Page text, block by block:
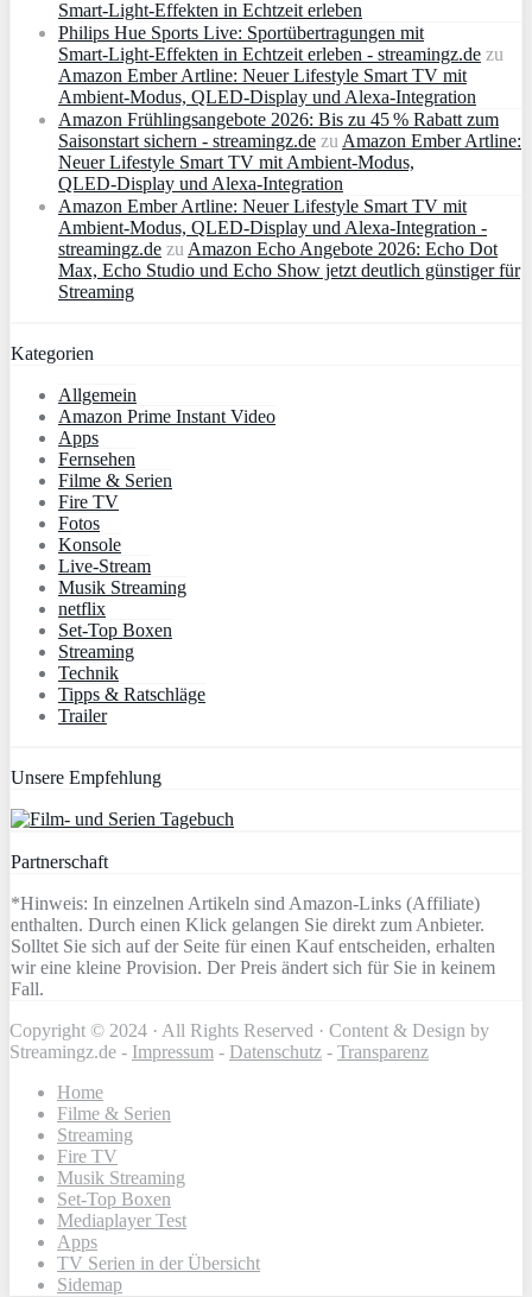
Smart‑Light‑Effekten in Echtzeit erleben
Philips Hue Sports Live: Sportübertragungen mit
Smart‑Light‑Effekten in Echtzeit erleben - streamingz.de zu
Amazon Ember Artline: Neuer Lifestyle Smart TV mit
Ambient‑Modus, QLED‑Display und Alexa‑Integration
Amazon Frühlingsangebote 2026: Bis zu 45 % Rabatt zum
Saisonstart sichern - streamingz.de zuAmazon Ember Artline:
Neuer Lifestyle Smart TV mit Ambient‑Modus,
QLED‑Display und Alexa‑Integration
Amazon Ember Artline: Neuer Lifestyle Smart TV mit
Ambient‑Modus, QLED‑Display und Alexa‑Integration -
streamingz.de zuAmazon Echo Angebote 2026: Echo Dot
Max, Echo Studio und Echo Show jetzt deutlich günstiger für
Streaming
Kategorien
Allgemein
Amazon Prime Instant Video
Apps
Fernsehen
Filme & Serien
Fire TV
Fotos
Konsole
Live-Stream
Musik Streaming
netflix
Set-Top Boxen
Streaming
Technik
Tipps & Ratschläge
Trailer
Unsere Empfehlung
Partnerschaft
*Hinweis: In einzelnen Artikeln sind Amazon-Links (Affiliate)
enthalten. Durch einen Klick gelangen Sie direkt zum Anbieter.
Solltet Sie sich auf der Seite für einen Kauf entscheiden, erhalten
wir eine kleine Provision. Der Preis ändert sich für Sie in keinem
Fall.
Copyright © 2024 · All Rights Reserved · Content & Design by
Streamingz.de - Impressum - Datenschutz - Transparenz
Home
Filme & Serien
Streaming
Fire TV
Musik Streaming
Set-Top Boxen
Mediaplayer Test
Apps
TV Serien in der Übersicht
Sidemap